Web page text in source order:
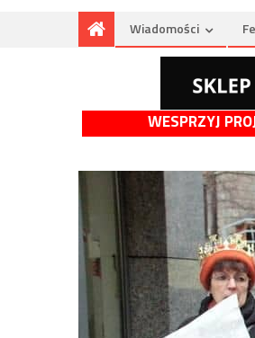
Wiadomości
WESPRZYJ